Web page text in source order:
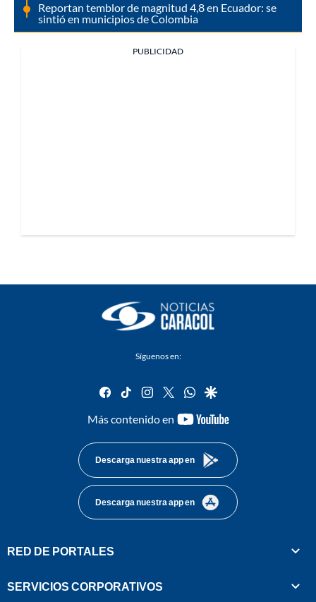
Reportan temblor de magnitud 4,8 en Ecuador: se
sintió en municipios de Colombia
PUBLICIDAD
Síguenos en:
facebook
tiktok instagram
twitterwhatsapp
google
Más contenido en
youtube-
Descarga nuestra app en
Descarga nuestra app en
RED DE PORTALES
SERVICIOS CORPORATIVOS